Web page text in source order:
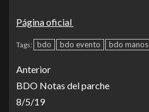
Página oficial
Tags: bdo bdo evento bdo manos
Anterior
BDO Notas del parche
8/5/19